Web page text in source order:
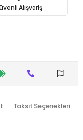
Alışveriş
Taksit Seçenekleri